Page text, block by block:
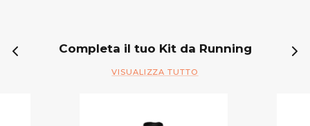
Completa il tuo Kit da Running
VISUALIZZA TUTTO